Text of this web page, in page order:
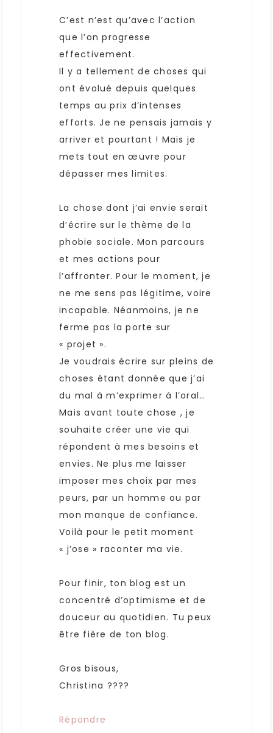
C’est n’est qu’avec l’action
que l’on progresse
effectivement.
Il y a tellement de choses qui
ont évolué depuis quelques
temps au prix d’intenses
efforts. Je ne pensais jamais y
arriver et pourtant ! Mais je
mets tout en œuvre pour
dépasser mes limites.
La chose dont j’ai envie serait
d’écrire sur le thème de la
phobie sociale. Mon parcours
et mes actions pour
l’affronter. Pour le moment, je
ne me sens pas légitime, voire
incapable. Néanmoins, je ne
ferme pas la porte sur
« projet ».
Je voudrais écrire sur pleins de
choses étant donnée que j’ai
du mal à m’exprimer à l’oral…
Mais avant toute chose , je
souhaite créer une vie qui
répondent à mes besoins et
envies. Ne plus me laisser
imposer mes choix par mes
peurs, par un homme ou par
mon manque de confiance.
Voilà pour le petit moment
« j’ose » raconter ma vie.
Pour finir, ton blog est un
concentré d’optimisme et de
douceur au quotidien. Tu peux
être fière de ton blog.
Gros bisous,
Christina ????
Répondre